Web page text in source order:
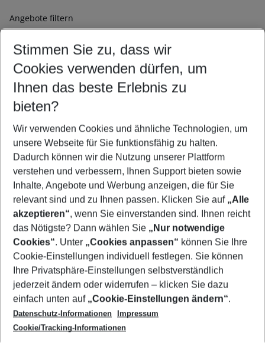
Angebote filtern
Ändern Sie Ihre Kriterien nach Ihren Wünschen
Abflughafen wählen
Beliebiger Abflughafen
Reisezeitraum wählen
11.08.26– 09.08.27 5-8 Nächte
2 Erwachsene Keine Kinder
Mehr Filter anzeigen
Footer
Footer navigation
Über uns
AGB
Cookie-Einstellungen ändern
Cookie-Richtlinie
Datenschutz
Service & Hilfe
Barrierefreies Reisen
Check-in
Folgen Sie uns
Stimmen Sie zu, dass wir
Cookies verwenden dürfen, um
Ihnen das beste Erlebnis zu
bieten?
Wir verwenden Cookies und ähnliche Technologien, um
unsere Webseite für Sie funktionsfähig zu halten.
Dadurch können wir die Nutzung unserer Plattform
verstehen und verbessern, Ihnen Support bieten sowie
Inhalte, Angebote und Werbung anzeigen, die für Sie
relevant sind und zu Ihnen passen. Klicken Sie auf „Alle
akzeptieren“, wenn Sie einverstanden sind. Ihnen reicht
das Nötigste? Dann wählen Sie „Nur notwendige
Cookies“. Unter „Cookies anpassen“ können Sie Ihre
Cookie-Einstellungen individuell festlegen. Sie können
Ihre Privatsphäre-Einstellungen selbstverständlich
jederzeit ändern oder widerrufen – klicken Sie dazu
einfach unten auf „Cookie-Einstellungen ändern“.
Datenschutz-Informationen
Impressum
Cookie/Tracking-Informationen